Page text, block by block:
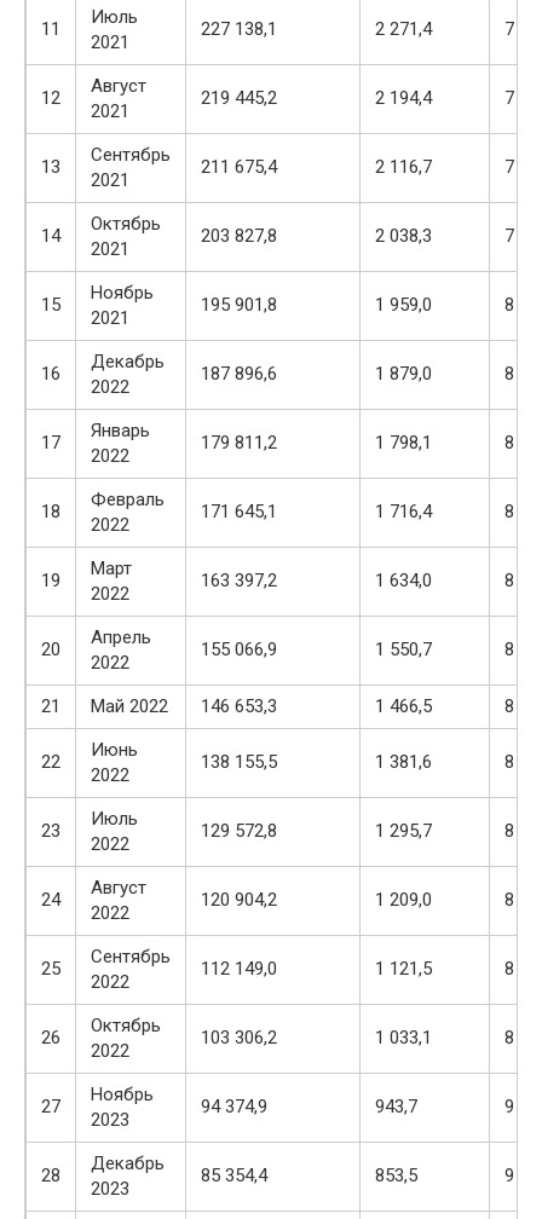
11
Июль
2021
227 138,1 2 271,4 7
12
Август
2021
219 445,2 2 194,4 7
13
Сентябрь
2021
211 675,4 2 116,7 7
14
Октябрь
2021
203 827,8 2 038,3 7
15
Ноябрь
2021
195 901,8 1 959,0 8
16
Декабрь
2022
187 896,6 1 879,0 8
17
Январь
2022
179 811,2 1 798,1 8
18
Февраль
2022
171 645,1 1 716,4 8
19
Март
2022
163 397,2 1 634,0 8
20
Апрель
2022
155 066,9 1 550,7 8
21 Май 2022 146 653,3 1 466,5 8
22
Июнь
2022
138 155,5 1 381,6 8
23
Июль
2022
129 572,8 1 295,7 8
24
Август
2022
120 904,2 1 209,0 8
25
Сентябрь
2022
112 149,0 1 121,5 8
26
Октябрь
2022
103 306,2 1 033,1 8
27
Ноябрь
2023
94 374,9 943,7 9
28
Декабрь
2023
85 354,4 853,5 9